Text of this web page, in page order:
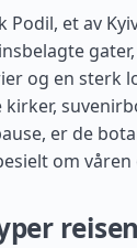
Podil, et av
og en sterk
er de
om